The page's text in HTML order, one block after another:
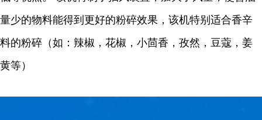
量少的物料能得到更好的粉碎效果，该机特别适合香辛
料的粉碎（如：辣椒，花椒，小茴香，孜然，豆蔻，姜
黄等）